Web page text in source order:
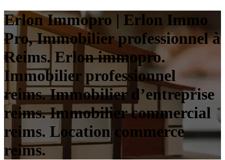
Erlon Immopro | Erlon Immo
Pro, Immobilier profes­sion­nel à
Reims. Erlon immopro.
Immobilier profes­sion­nel
reims. Immobilier d’entreprise
reims. Immobilier commercial
reims. Location commerce
reims.